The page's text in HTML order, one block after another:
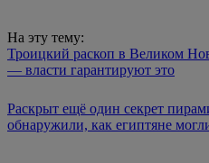
На эту тему:
Троицкий раскоп в Великом
— власти гарантируют это
Раскрыт ещё один секрет
обнаружили, как египтяне